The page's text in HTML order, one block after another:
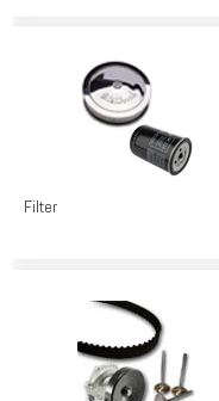
Filter